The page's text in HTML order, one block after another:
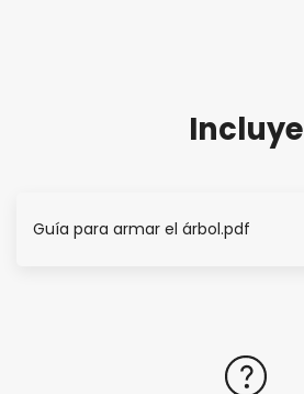
Incluye
Guía para armar el árbol.pdf